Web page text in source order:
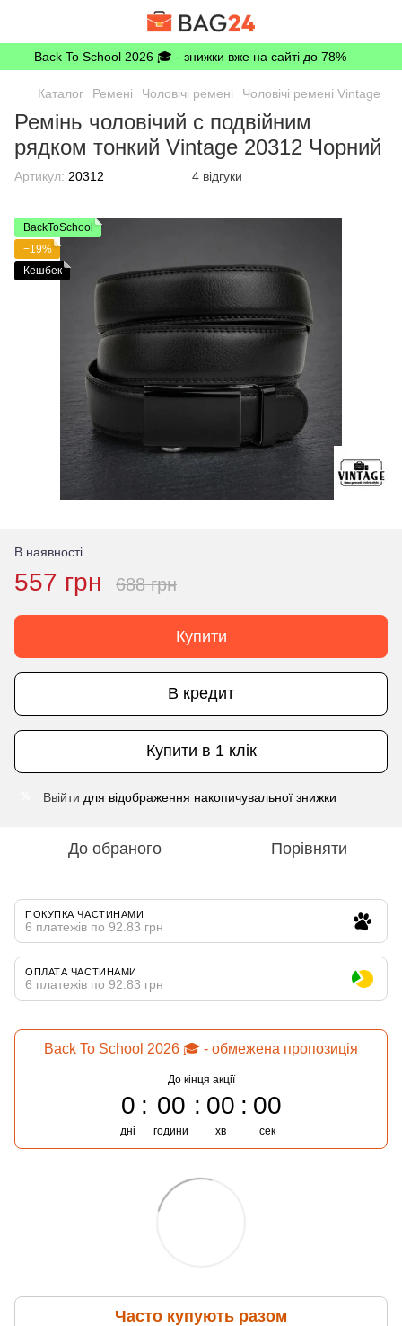
Back To School 2026 🎓 - знижки вже на сайті до 78%
Каталог Ремені Чоловічі ремені Чоловічі ремені Vintage
Ремінь чоловічий c подвійним
рядком тонкий Vintage 20312 Чорний
Артикул: 20312 4 відгуки
BackToSchool
−19%
Кешбек
В наявності
557 грн 688 грн
Купити
В кредит
Купити в 1 клік
Ввійти для відображення накопичувальної знижки
До обраного Порівняти
ПОКУПКА ЧАСТИНАМИ
6 платежів по 92.83 грн
ОПЛАТА ЧАСТИНАМИ
6 платежів по 92.83 грн
Back To School 2026 🎓 - обмежена пропозиція
До кінця акції
0
дні
00
години
00
хв
00
сек
Часто купують разом